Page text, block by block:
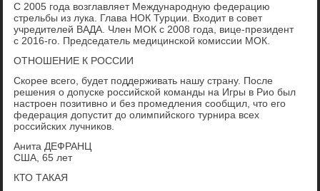
С 2005 года возглавляет Международную федерацию
стрельбы из лука. Глава НОК Турции. Входит в совет
учредителей ВАДА. Член МОК с 2008 года, вице-президент
с 2016-го. Председатель медицинской комиссии МОК.
ОТНОШЕНИЕ К РОССИИ
Скорее всего, будет поддерживать нашу страну. После
решения о допуске российской команды на Игры в Рио был
настроен позитивно и без промедления сообщил, что его
федерация допустит до олимпийского турнира всех
российских лучников.
Анита ДЕФРАНЦ
США, 65 лет
КТО ТАКАЯ